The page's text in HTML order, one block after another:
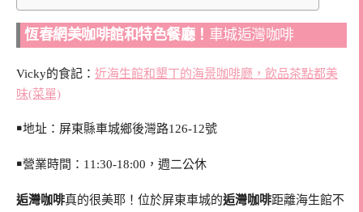
恆春網美咖啡館和特色餐廳！ 車城逅灣咖啡
Vicky的食記： 近海生館和墾丁的海景咖啡廳，飲品茶點都美
味(菜單)
￭地址：屏東縣車城鄉後灣路126-12號
￭營業時間：11:30-18:00，週二公休
逅灣咖啡真的很美耶！位於屏東車城的逅灣咖啡距離海生館不